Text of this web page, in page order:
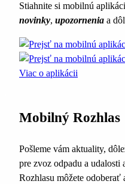
Stiahnite si mobilnú
novinky, upozornenia a
Viac o aplikácii
Mobilný Rozhlas
Pošleme vám aktuality,
pre zvoz odpadu a udalosti
Rozhlasu môžete odoberať